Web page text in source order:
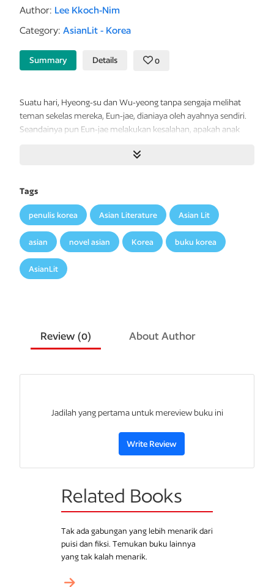
Author: Lee Kkoch-Nim
Category: AsianLit - Korea
Summary Details 0
Suatu hari, Hyeong-su dan Wu-yeong tanpa sengaja melihat
teman sekelas mereka, Eun-jae, dianiaya oleh ayahnya sendiri.
Seandainya pun Eun-jae melakukan kesalahan, apakah anak
hukuman semengerikan itu? Hyeong-su dan Wu-yeong merasa
terjadi, menjauh dari teman-temannya, memilih hidup dalam
kepasrahan dan ketakutan. Karena hanya kehidupan seperti
itulah yang dikenalnya sejak ia kecil.
Narator dalam kisah ini adalah sosok istimewa yang sering kali
disebut “takdir” atau “keberuntungan”. Ia senantiasa mengawasi
anak-anak itu. Namun, sayang sekali, ia tidak bisa
tangannya. Apakah Eun-jae akan berhasil mengerahkan
keberanian untuk meraih kembali hidupnya yang sempat
Tags
penulis korea Asian Literature Asian Lit
asian novel asian Korea buku korea
AsianLit
Review (0) About Author
Jadilah yang pertama untuk mereview buku ini
Write Review
Related Books
Tak ada gabungan yang lebih menarik dari
puisi dan fiksi. Temukan buku lainnya
yang tak kalah menarik.